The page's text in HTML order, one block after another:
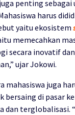
penting sebagai
harus
yaitu ekosistem
memecahkan
secara inovatif dan
ujar Jokowi.
mahasiswa juga
bersaing di pasar
dan terglobalisasi.